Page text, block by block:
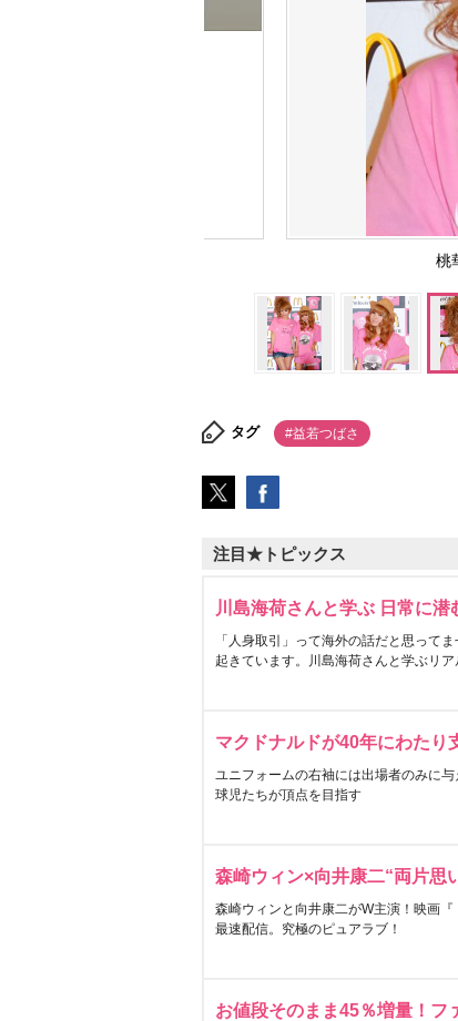
桃
タグ #益若つばさ
注目★トピックス
川島海荷さんと学ぶ 日常に潜
「人身取引」って海外の話だと思って
起きています。川島海荷さんと学ぶリア
マクドナルドが40年にわたり
ユニフォームの右袖には出場者のみに
球児たちが頂点を目指す
森崎ウィン×向井康二“両片思
森崎ウィンと向井康二がW主演！映画
最速配信。究極のピュアラブ！
お値段そのまま45％増量！フ